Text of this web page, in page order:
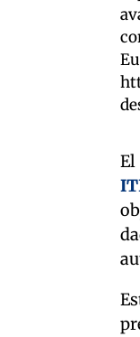
El